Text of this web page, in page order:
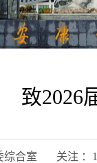
致2026
综合室 关注 ：